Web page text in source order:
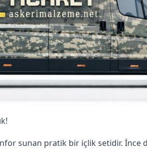
sunan pratik bir içlik setidir.